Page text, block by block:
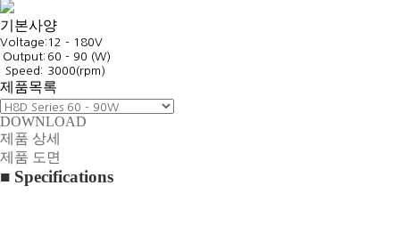
기본사양
Voltage: 12 - 180V
Output: 60 - 90 (W)
Speed: 3000(rpm)
제품목록
DOWNLOAD
제품 상세
제품 도면
■ Specifications